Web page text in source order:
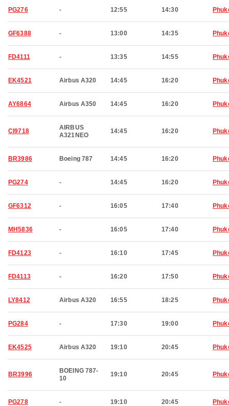
PG276 - 12:55 14:30
GF6388 - 13:00 14:35
FD4111 - 13:35 14:55
EK4521 Airbus A320 14:45 16:20
AY6864 Airbus A350 14:45 16:20
CI9718
AIRBUS
A321NEO
14:45 16:20
BR3986 Boeing 787 14:45 16:20
PG274 - 14:45 16:20
GF6312 - 16:05 17:40
MH5836 - 16:05 17:40
FD4123 - 16:10 17:45
FD4113 - 16:20 17:50
LY8412 Airbus A320 16:55 18:25
PG284 - 17:30 19:00
EK4525 Airbus A320 19:10 20:45
BR3996
BOEING 787-
10
19:10 20:45
PG278 - 19:10 20:45